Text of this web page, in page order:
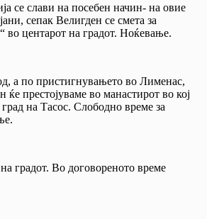
се слави на посебен начин- на овие
сепак Велигден се смета за
во центарот на градот. Ноќевање.
а по пристигнувањето во Лименас,
престојуваме во манастирот во кој
на Тасос. Слободно време за
градот. Во договореното време